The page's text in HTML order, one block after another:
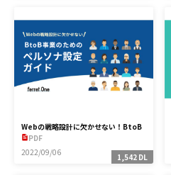
Webの戦略設計に欠かせない！BtoB
事業のためのペルソナ設定ガイド
PDF
2022/09/06
1,542 DL